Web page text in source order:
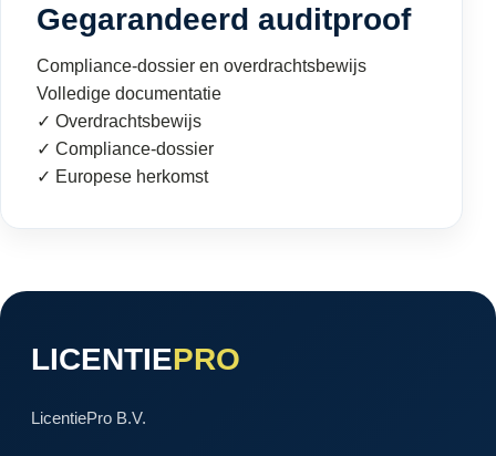
Gegarandeerd auditproof
Compliance-dossier en overdrachtsbewijs
Volledige documentatie
✓ Overdrachtsbewijs
✓ Compliance-dossier
✓ Europese herkomst
LICENTIEPRO
LicentiePro B.V.